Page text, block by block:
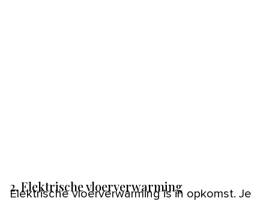
2. Elektrische vloerverwarming
Elektrische vloerverwarming is in opkomst. Je